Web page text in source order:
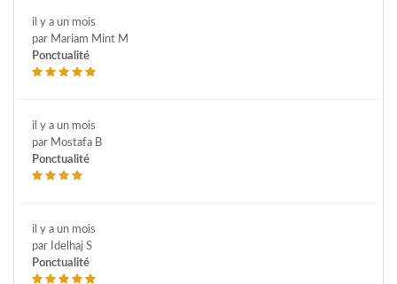
il y a un mois
par Mariam Mint M
Ponctualité
il y a un mois
par Mostafa B
Ponctualité
il y a un mois
par Idelhaj S
Ponctualité